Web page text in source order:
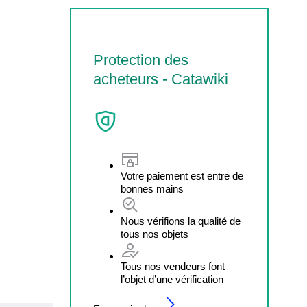
Protection des
acheteurs - Catawiki
Votre paiement est entre de
bonnes mains
Nous vérifions la qualité de
tous nos objets
Tous nos vendeurs font
l’objet d’une vérification